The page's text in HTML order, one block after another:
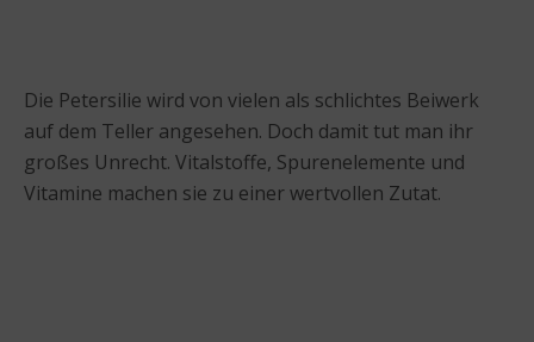
Die Petersilie wird von vielen als schlichtes Beiwerk
auf dem Teller angesehen. Doch damit tut man ihr
großes Unrecht. Vitalstoffe, Spurenelemente und
Vitamine machen sie zu einer wertvollen Zutat.